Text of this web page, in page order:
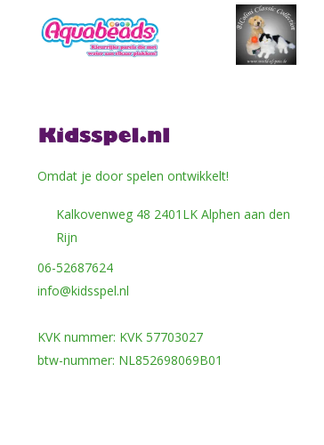
Omdat je door spelen ontwikkelt!
Kalkovenweg 48 2401LK Alphen aan den
Rijn
06-52687624
info@kidsspel.nl
KVK nummer: KVK 57703027
btw-nummer: NL852698069B01